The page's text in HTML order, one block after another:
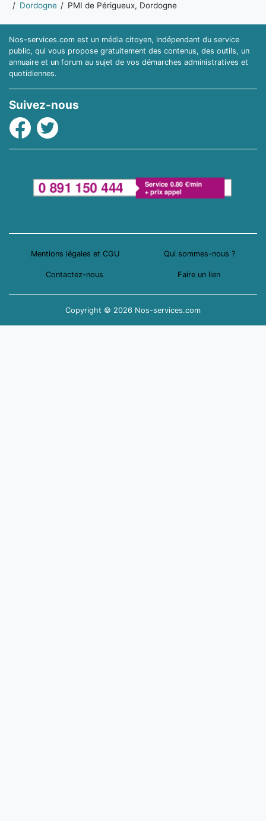
Dordogne
PMI de Périgueux, Dordogne
Nos-services.com est un média citoyen, indépendant du service
public, qui vous propose gratuitement des contenus, des outils, un
annuaire et un forum au sujet de vos démarches administratives et
quotidiennes.
Suivez-nous
Facebook
Twitter
Mentions légales et CGU Qui sommes-nous ?
Contactez-nous Faire un lien
Copyright © 2026 Nos-services.com